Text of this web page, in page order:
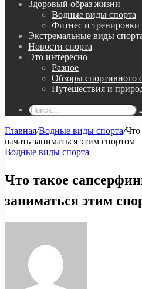
Здоровый образ жизни
Водные виды спорта
Фитнес и тренировки
Экстремальные виды
Новости спорта
Это интересно
Разное
Обзоры спортивного
Путешествия и
Главная/Водные виды спорта/Что
начать заниматься этим спортом
Водные виды спорта
Что такое
заниматься этим